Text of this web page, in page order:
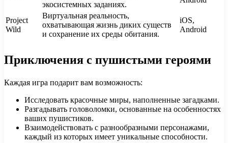
экосистемных заданиях.
Project
Wild
Виртуальная реальность,
охватывающая жизнь диких существ
и сохранение их среды обитания.
iOS,
Android
Приключения с пушистыми героями
Каждая игра подарит вам возможность:
Исследовать красочные миры, наполненные загадками.
Разгадывать головоломки, основанные на особенностях
ваших пушистиков.
Взаимодействовать с разнообразными персонажами,
каждый из которых имеет уникальные способности.